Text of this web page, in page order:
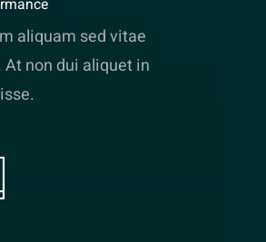
aliquam sed vitae
At non dui aliquet in